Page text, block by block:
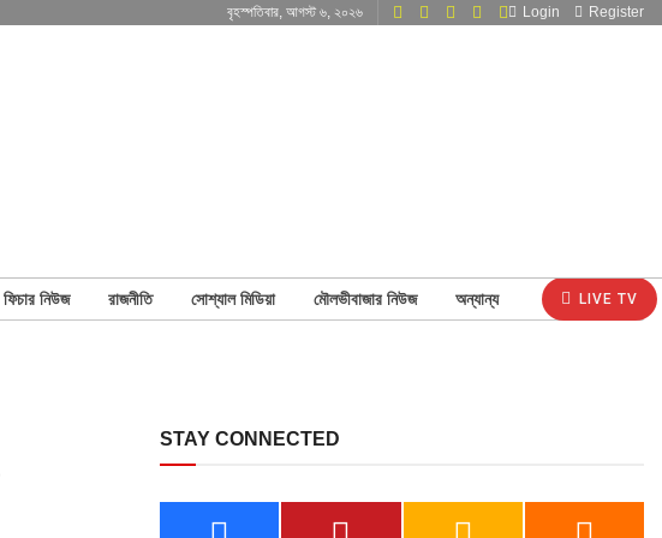
বৃহস্পতিবার, আগস্ট ৬, ২০২৬ Login Register
ফিচার নিউজ রাজনীতি সোশ্যাল মিডিয়া মৌলভীবাজার নিউজ অন্যান্য LIVE TV
STAY CONNECTED